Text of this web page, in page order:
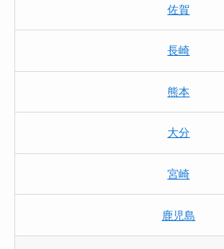
佐賀
長崎
熊本
大分
宮崎
鹿児島